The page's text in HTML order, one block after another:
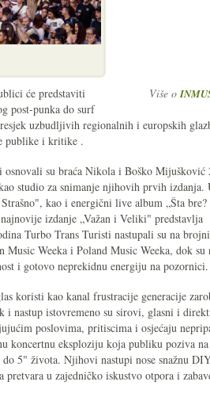
Više o
će predstaviti
post-punka do surf
uzbudljivih regionalnih i europskih
publike i kritike .
su braća Nikola i Boško Mijušković
studio za snimanje njihovih prvih izdanja.
kao i energični live album „Šta bre?
izdanje „Važan i Veliki" predstavlja
Turbo Trans Turisti nastupali su na
Weeka i Poland Music Weeka, dok
i gotovo neprekidnu energiju na pozornici.
koristi kao kanal frustracije generacije
i nastup istovremeno su sirovi, glasni i
poslovima, pritiscima i osjećaju
koncertnu eksploziju koja publiku poziva na
5" života. Njihovi nastupi nose snažnu
u zajedničko iskustvo otpora i